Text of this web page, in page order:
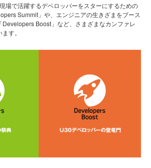
場で活躍するデベロッパーをスターにするための
Summit」や、エンジニアの生きざまをブース
Developers Boost」など、さまざまなカンファレ
す。